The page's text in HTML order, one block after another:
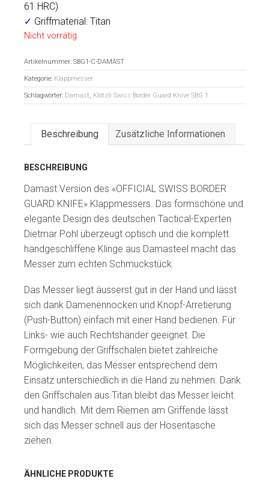
61 HRC)
✓ Griffmaterial: Titan
Nicht vorrätig
Artikelnummer: SBG1-C-DAMAST
Kategorie: Klappmesser
Schlagwörter: Damast, Klötzli Swiss Border Guard Knive SBG 1
Beschreibung Zusätzliche Informationen
BESCHREIBUNG
Damast Version des «OFFICIAL SWISS BORDER
GUARD KNIFE» Klappmessers. Das formschöne und
elegante Design des deutschen Tactical-Experten
Dietmar Pohl überzeugt optisch und die komplett
handgeschliffene Klinge aus Damasteel macht das
Messer zum echten Schmuckstück.
Das Messer liegt äusserst gut in der Hand und lässt
sich dank Damenennocken und Knopf-Arretierung
(Push-Button) einfach mit einer Hand bedienen. Für
Links- wie auch Rechtshänder geeignet. Die
Formgebung der Griffschalen bietet zahlreiche
Möglichkeiten, das Messer entsprechend dem
Einsatz unterschiedlich in die Hand zu nehmen. Dank
den Griffschalen aus Titan bleibt das Messer leicht
und handlich. Mit dem Riemen am Griffende lässt
sich das Messer schnell aus der Hosentasche
ziehen.
ÄHNLICHE PRODUKTE